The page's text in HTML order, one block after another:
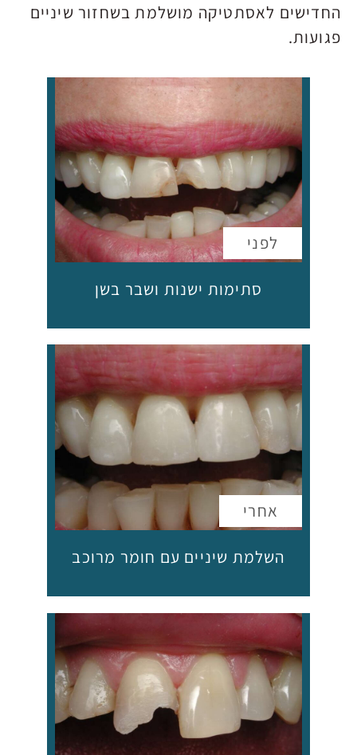
החדישים לאסתטיקה מושלמת בשחזור שיניים
פגועות.
סתימות ישנות ושבר בשן
השלמת שיניים עם חומר מרוכב